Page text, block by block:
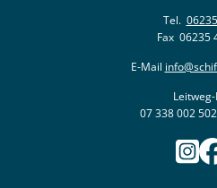
Tel.
Fax 06235
E-Mail
07 338 002